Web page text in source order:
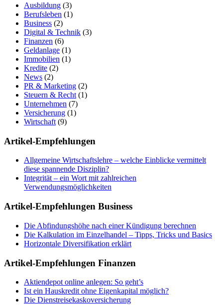
Ausbildung (3)
Berufsleben (1)
Business (2)
Digital & Technik (3)
Finanzen (6)
Geldanlage (1)
Immobilien (1)
Kredite (2)
News (2)
PR & Marketing (2)
Steuern & Recht (1)
Unternehmen (7)
Versicherung (1)
Wirtschaft (9)
Artikel-Empfehlungen
Allgemeine Wirtschaftslehre – welche Einblicke vermittelt
diese spannende Disziplin?
Integrität – ein Wort mit zahlreichen
Verwendungsmöglichkeiten
Artikel-Empfehlungen Business
Die Abfindungshöhe nach einer Kündigung berechnen
Die Kalkulation im Einzelhandel – Tipps, Tricks und Basics
Horizontale Diversifikation erklärt
Artikel-Empfehlungen Finanzen
Aktiendepot online anlegen: So geht’s
Ist ein Hauskredit ohne Eigenkapital möglich?
Die Dienstreisekaskoversicherung